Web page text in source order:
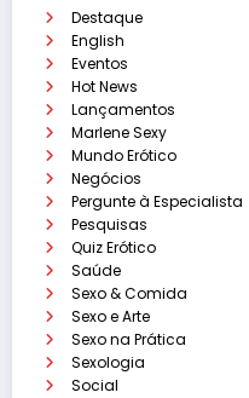
Destaque
English
Eventos
Hot News
Lançamentos
Marlene Sexy
Mundo Erótico
Negócios
Pergunte à Especialista
Pesquisas
Quiz Erótico
Saúde
Sexo & Comida
Sexo e Arte
Sexo na Prática
Sexologia
Social